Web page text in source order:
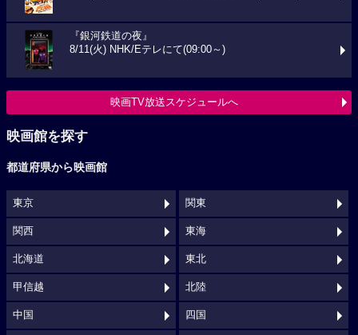
『銀河鉄道の夜』
8/11(火) NHK/Eテレにて(09:00～)
映画TV放送スケジュールへ
映画館を探す
都道府県から映画館
東京 関東
関西 東海
北海道 東北
甲信越 北陸
中国 四国